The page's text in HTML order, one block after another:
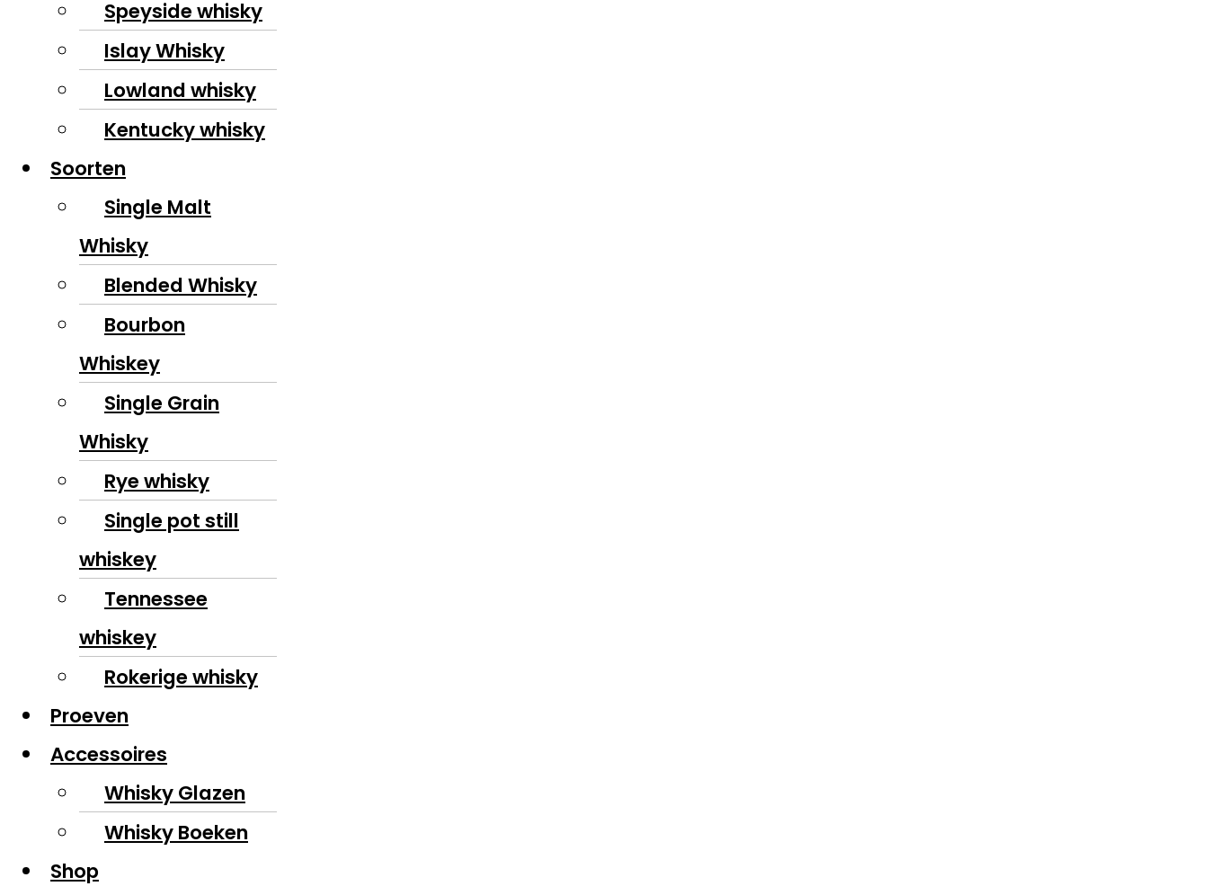
Speyside whisky
Islay Whisky
Lowland whisky
Kentucky whisky
Soorten
Single Malt
Whisky
Blended Whisky
Bourbon
Whiskey
Single Grain
Whisky
Rye whisky
Single pot still
whiskey
Tennessee
whiskey
Rokerige whisky
Proeven
Accessoires
Whisky Glazen
Whisky Boeken
Shop